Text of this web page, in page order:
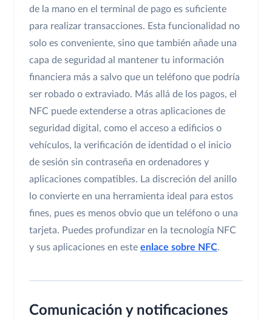
de la mano en el terminal de pago es suficiente
para realizar transacciones. Esta funcionalidad no
solo es conveniente, sino que también añade una
capa de seguridad al mantener tu información
financiera más a salvo que un teléfono que podría
ser robado o extraviado. Más allá de los pagos, el
NFC puede extenderse a otras aplicaciones de
seguridad digital, como el acceso a edificios o
vehículos, la verificación de identidad o el inicio
de sesión sin contraseña en ordenadores y
aplicaciones compatibles. La discreción del anillo
lo convierte en una herramienta ideal para estos
fines, pues es menos obvio que un teléfono o una
tarjeta. Puedes profundizar en la tecnología NFC
y sus aplicaciones en este enlace sobre NFC.
Comunicación y notificaciones